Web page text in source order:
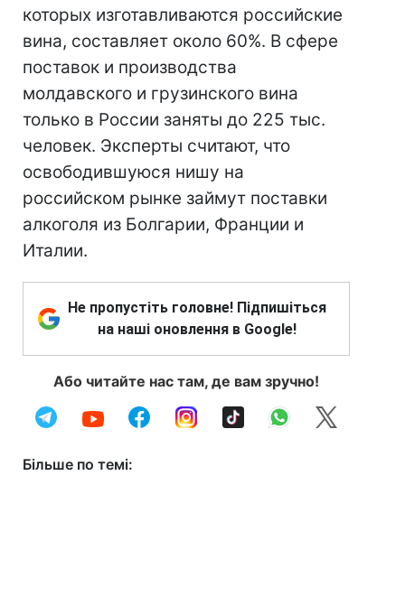
которых изготавливаются российские
вина, составляет около 60%. В сфере
поставок и производства
молдавского и грузинского вина
только в России заняты до 225 тыс.
человек. Эксперты считают, что
освободившуюся нишу на
российском рынке займут поставки
алкоголя из Болгарии, Франции и
Италии.
Не пропустіть головне! Підпишіться
на наші оновлення в Google!
Або читайте нас там, де вам зручно!
Більше по темі: